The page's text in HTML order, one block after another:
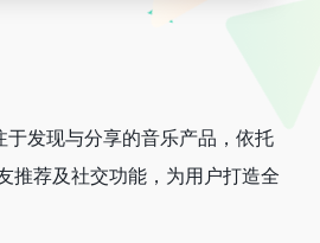
于发现与分享的音乐产品，依托
推荐及社交功能，为用户打造全